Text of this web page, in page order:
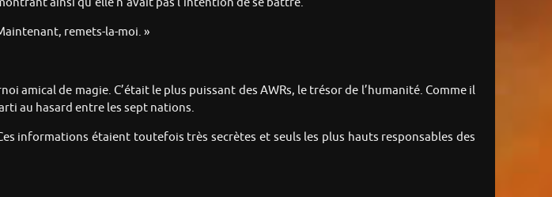
remets-la-moi. »
de magie. C’était le plus puissant des AWRs, le trésor de l’humanité. Comme il
au hasard entre les sept nations.
informations étaient toutefois très secrètes et seuls les plus hauts responsables des